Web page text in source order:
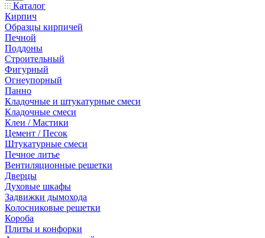
Каталог
Кирпич
Образцы кирпичей
Печной
Поддоны
Строительный
Фигурный
Огнеупорный
Панно
Кладочные и штукатурные смеси
Кладочные смеси
Клеи / Мастики
Цемент / Песок
Штукатурные смеси
Печное литье
Вентиляционные решетки
Дверцы
Духовые шкафы
Задвижки дымохода
Колосниковые решетки
Короба
Плиты и конфорки